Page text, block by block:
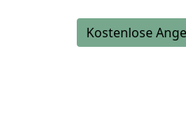
Kostenlose